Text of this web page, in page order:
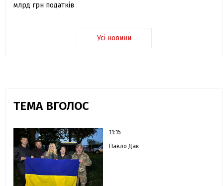
млрд грн податків
Усі новини
ТЕМА ВГОЛОС
11:15
Павло Дак